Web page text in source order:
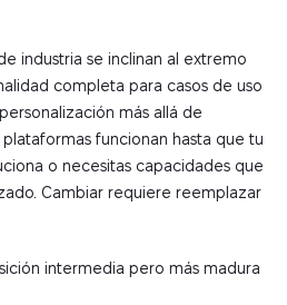
industria se inclinan al extremo
completa para casos de uso
más allá de
plataformas funcionan hasta que tu
o necesitas capacidades que
Cambiar requiere reemplazar
intermedia pero más madura